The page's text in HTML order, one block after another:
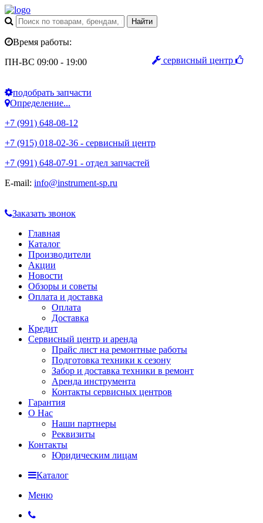
сервисный центр
Время работы:
ПН-ВС 09:00 - 19:00
подобрать запчасти
Определение...
+7 (991) 648-08-12
+7 (915) 018-02-36 - сервисный центр
+7 (991) 648-07-91 - отдел запчастей
E-mail: info@instrument-sp.ru
Заказать звонок
Главная
Каталог
Производители
Акции
Новости
Обзоры и советы
Оплата и доставка
Оплата
Доставка
Кредит
Сервисный центр и аренда
Прайс лист на ремонтные работы
Подготовка техники к сезону
Забор и доставка техники в ремонт
Аренда инструмента
Контакты сервисных центров
Гарантия
О Нас
Наши партнеры
Реквизиты
Контакты
Юридическим лицам
Каталог
Меню